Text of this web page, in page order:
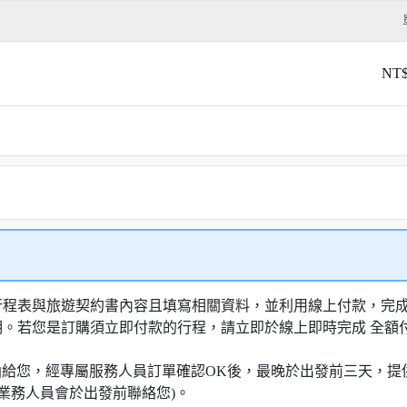
表與旅遊契約書內容且填寫相關資料，並利用線上付款，完
若您是訂購須立即付款的行程，請立即於線上即時完成 全
您，經專屬服務人員訂單確認OK後，最晚於出發前三天，
務人員會於出發前聯絡您)。